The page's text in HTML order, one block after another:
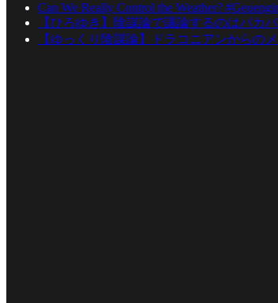
Can We Really Control the Weather?
【ひろゆき】陰謀論で議論するのはバカ
【ゆっくり陰謀論】ドラコニアンからの